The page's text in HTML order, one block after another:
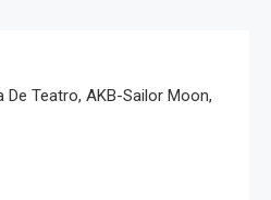
De Teatro, AKB-Sailor Moon,